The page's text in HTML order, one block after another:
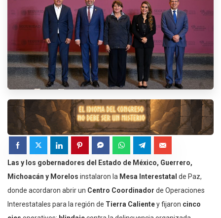
Las y los gobernadores del Estado de México, Guerrero,
Michoacán y Morelos instalaron la Mesa Interestatal de Paz,
donde acordaron abrir un Centro Coordinador de Operaciones
Interestatales para la región de Tierra Calientey fijaron cinco